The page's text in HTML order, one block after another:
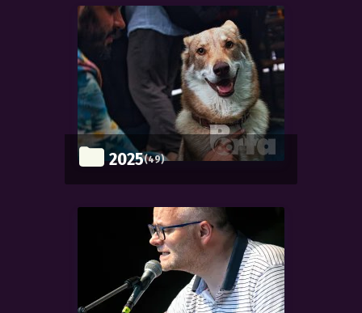
2025(49)